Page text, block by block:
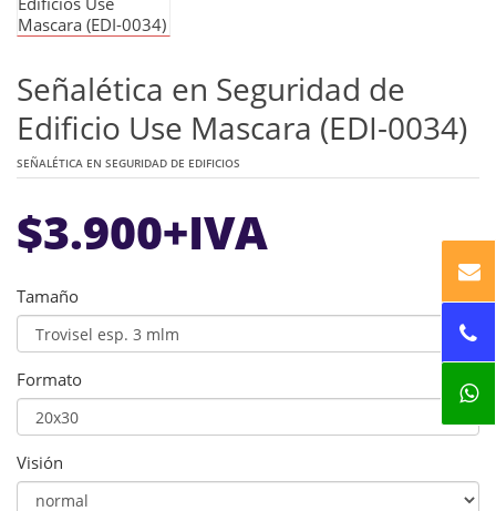
Señalética en Seguridad de
Edificio Use Mascara (EDI-0034)
SEÑALÉTICA EN SEGURIDAD DE EDIFICIOS
$3.900+IVA
Tamaño
Formato
Visión